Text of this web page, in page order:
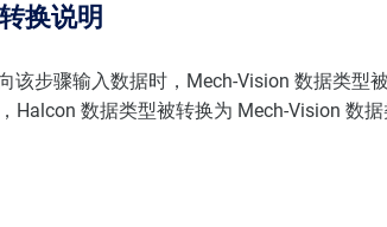
换说明
该步骤输入数据时，Mech-Vision 数据类型
数据类型被转换为 Mech-Vision 数据